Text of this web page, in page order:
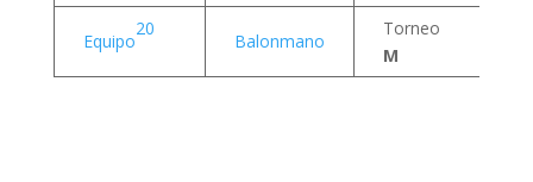
Equipo
20
Balonmano
Torneo
M